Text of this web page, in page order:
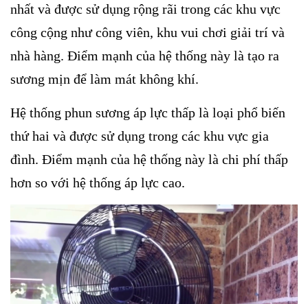
nhất và được sử dụng rộng rãi trong các khu vực
công cộng như công viên, khu vui chơi giải trí và
nhà hàng. Điểm mạnh của hệ thống này là tạo ra
sương mịn để làm mát không khí.
Hệ thống phun sương áp lực thấp là loại phổ biến
thứ hai và được sử dụng trong các khu vực gia
đình. Điểm mạnh của hệ thống này là chi phí thấp
hơn so với hệ thống áp lực cao.